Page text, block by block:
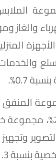
0.8%، مجموعة
بنسبة 1.6%،
مجموعة شراء
0.5%، مجموعة معدات خدمات